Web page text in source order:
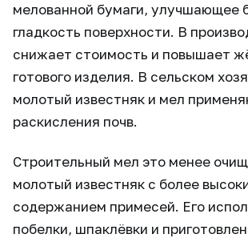
мелованной бумаги, улучшающее
гладкость поверхности. В
снижает стоимость и повышает
готового изделия. В сельском
молотый известняк и мел
раскисления почв.
Строительный мел это менее
молотый известняк с более
содержанием примесей. Его
побелки, шпаклёвки и